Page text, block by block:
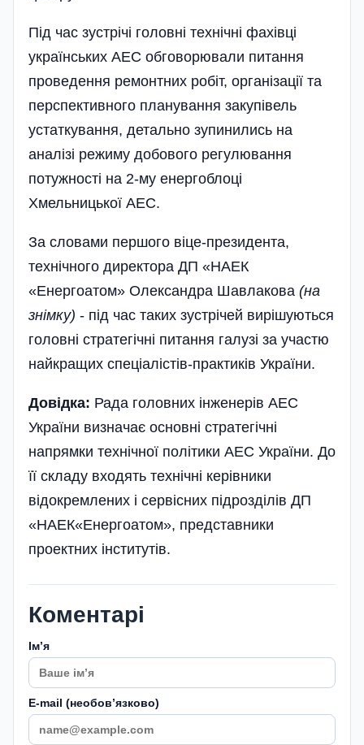
Під час зустрічі головні тех­нічні фахівці
українських АЕС обговорювали питання
проведення ремонтних робіт, організації та
перспективного планування закупівель
устаткування, детально зупинились на
аналізі режиму добового регулювання
потужності на 2-му енергоблоці
Хмельницької АЕС.
За словами першого віце-президента,
технічного директора ДП «НАЕК
«Енергоатом» Олександра Шавлакова (на
знімку) - під час таких зустрічей вирішуються
головні стратегічні питання галузі за участю
найкращих спеціалістів-практиків України.
Довідка: Рада головних інженерів АЕС
України визначає основні стратегічні
напрямки технічної політики АЕС України. До
її складу входять технічні керівники
відокремлених і сервісних підрозділів ДП
«НАЕК«Енергоатом», представники
проектних інститутів.
Коментарі
Імʼя
E-mail (необовʼязково)